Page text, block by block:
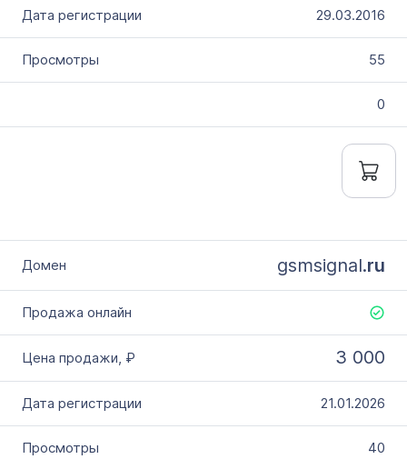
29.03.2016
55
0
gsmsignal.ru
3 000
21.01.2026
40